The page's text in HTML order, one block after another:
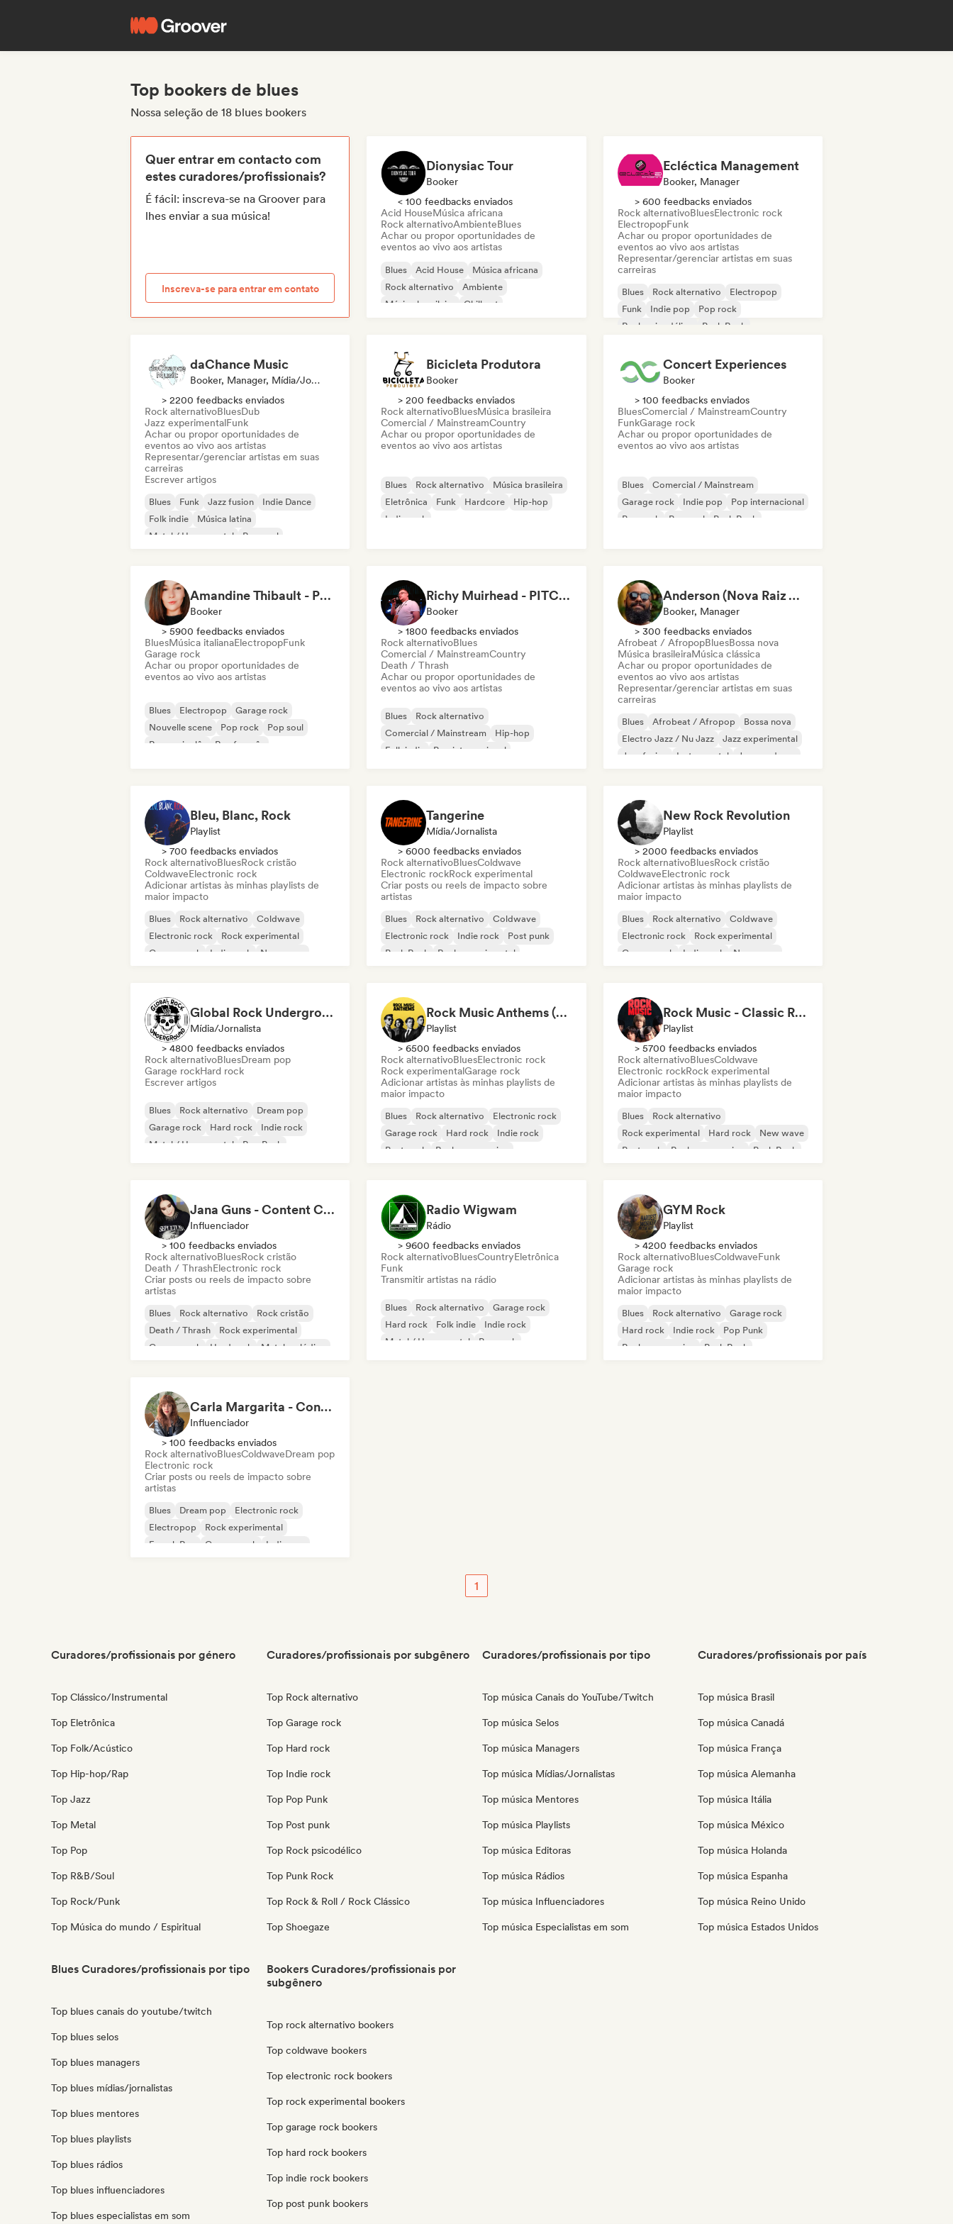
Top bookers de blues
Nossa seleção de 18 blues bookers
Quer entrar em contacto com
estes curadores/profissionais?
É fácil: inscreva-se na Groover para
lhes enviar a sua música!
Inscreva-se para entrar em contato
Dionysiac Tour
Booker
< 100 feedbacks enviados
Acid HouseMúsica africana
Rock alternativoAmbienteBlues
Achar ou propor oportunidades de
eventos ao vivo aos artistas
Blues Acid House
Música africana
Rock alternativo
Ambiente
Música brasileira
Chill out
Ecléctica Management
Booker, Manager
> 600 feedbacks enviados
Rock alternativoBluesElectronic rock
ElectropopFunk
Achar ou propor oportunidades de
eventos ao vivo aos artistas
Representar/gerenciar artistas em suas
carreiras
Blues Rock alternativo
Electropop
Funk
Indie pop
Pop rock
Rock psicodélico
Punk Rock
daChance Music
Booker, Manager, Mídia/Jornalista
> 2200 feedbacks enviados
Rock alternativoBluesDub
Jazz experimentalFunk
Achar ou propor oportunidades de
eventos ao vivo aos artistas
Representar/gerenciar artistas em suas
carreiras
Escrever artigos
Blues Funk Jazz fusion
Indie Dance
Folk indie
Música latina
Metal / Heavy metal
Pop soul
Bicicleta Produtora
Booker
> 200 feedbacks enviados
Rock alternativoBluesMúsica brasileira
Comercial / MainstreamCountry
Achar ou propor oportunidades de
eventos ao vivo aos artistas
Blues Rock alternativo
Música brasileira
Eletrônica
Funk Hardcore
Hip-hop
Indie rock
Concert Experiences
Booker
> 100 feedbacks enviados
BluesComercial / MainstreamCountry
FunkGarage rock
Achar ou propor oportunidades de
eventos ao vivo aos artistas
Blues
Comercial / Mainstream
Garage rock
Indie pop
Pop internacional
Pop rock
Pop soul Punk Rock
Amandine Thibault - Programmation Concerts SMAC IDF, Booking, Management
Booker
> 5900 feedbacks enviados
BluesMúsica italianaElectropopFunk
Garage rock
Achar ou propor oportunidades de
eventos ao vivo aos artistas
Blues Electropop
Garage rock
Nouvelle scene
Pop rock
Pop soul
Rap em inglês
Rap francês
Richy Muirhead - PITCH Scotland | Scottish Alternative Music Awards (SAMA)
Booker
> 1800 feedbacks enviados
Rock alternativoBlues
Comercial / MainstreamCountry
Death / Thrash
Achar ou propor oportunidades de
eventos ao vivo aos artistas
Blues
Rock alternativo
Comercial / Mainstream
Hip-hop
Folk indie
Pop internacional
Anderson (Nova Raiz Agência)
Booker, Manager
> 300 feedbacks enviados
Afrobeat / AfropopBluesBossa nova
Música brasileiraMúsica clássica
Achar ou propor oportunidades de
eventos ao vivo aos artistas
Representar/gerenciar artistas em suas
carreiras
Blues Afrobeat / Afropop
Bossa nova
Electro Jazz / Nu Jazz
Jazz experimental
Jazz fusion
Instrumental Jazz moderno
Bleu, Blanc, Rock
Playlist
> 700 feedbacks enviados
Rock alternativoBluesRock cristão
ColdwaveElectronic rock
Adicionar artistas às minhas playlists de
maior impacto
Blues Rock alternativo
Coldwave
Electronic rock
Rock experimental
Garage rock
Indie rock New wave
Tangerine
Mídia/Jornalista
> 6000 feedbacks enviados
Rock alternativoBluesColdwave
Electronic rockRock experimental
Criar posts ou reels de impacto sobre
artistas
Blues Rock alternativo
Coldwave
Electronic rock
Indie rock
Post punk
Punk Rock
Rock experimental
New Rock Revolution
Playlist
> 2000 feedbacks enviados
Rock alternativoBluesRock cristão
ColdwaveElectronic rock
Adicionar artistas às minhas playlists de
maior impacto
Blues Rock alternativo
Coldwave
Electronic rock
Rock experimental
Garage rock
Indie rock New wave
Global Rock Underground
Mídia/Jornalista
> 4800 feedbacks enviados
Rock alternativoBluesDream pop
Garage rockHard rock
Escrever artigos
Blues Rock alternativo
Dream pop
Garage rock
Hard rock
Indie rock
Metal / Heavy metal
Pop Punk
Rock Music Anthems (MonkeyPlaylists)
Playlist
> 6500 feedbacks enviados
Rock alternativoBluesElectronic rock
Rock experimentalGarage rock
Adicionar artistas às minhas playlists de
maior impacto
Blues Rock alternativo
Electronic rock
Garage rock
Hard rock
Indie rock
Post punk
Rock progressivo
Rock Music - Classic Rock - Modern Rock
Playlist
> 5700 feedbacks enviados
Rock alternativoBluesColdwave
Electronic rockRock experimental
Adicionar artistas às minhas playlists de
maior impacto
Blues
Rock alternativo
Rock experimental
Hard rock
New wave
Post rock
Rock progressivo Punk Rock
Jana Guns - Content Creator
Influenciador
> 100 feedbacks enviados
Rock alternativoBluesRock cristão
Death / ThrashElectronic rock
Criar posts ou reels de impacto sobre
artistas
Blues Rock alternativo
Rock cristão
Death / Thrash
Rock experimental
Garage rock
Hard rock Metal melódico
Radio Wigwam
Rádio
> 9600 feedbacks enviados
Rock alternativoBluesCountryEletrônica
Funk
Transmitir artistas na rádio
Blues Rock alternativo
Garage rock
Hard rock
Folk indie
Indie rock
Metal / Heavy metal
Pop rock
GYM Rock
Playlist
> 4200 feedbacks enviados
Rock alternativoBluesColdwaveFunk
Garage rock
Adicionar artistas às minhas playlists de
maior impacto
Blues Rock alternativo
Garage rock
Hard rock
Indie rock
Pop Punk
Rock progressivo
Punk Rock
Carla Margarita - Content Creator
Influenciador
> 100 feedbacks enviados
Rock alternativoBluesColdwaveDream pop
Electronic rock
Criar posts ou reels de impacto sobre
artistas
Blues Dream pop
Electronic rock
Electropop
Rock experimental
French Pop
Garage rock Indie pop
1
Curadores/profissionais por género
Top Clássico/Instrumental
Top Eletrônica
Top Folk/Acústico
Top Hip-hop/Rap
Top Jazz
Top Metal
Top Pop
Top R&B/Soul
Top Rock/Punk
Top Música do mundo / Espiritual
Curadores/profissionais por subgênero
Top Rock alternativo
Top Garage rock
Top Hard rock
Top Indie rock
Top Pop Punk
Top Post punk
Top Rock psicodélico
Top Punk Rock
Top Rock & Roll / Rock Clássico
Top Shoegaze
Curadores/profissionais por tipo
Top música Canais do YouTube/Twitch
Top música Selos
Top música Managers
Top música Mídias/Jornalistas
Top música Mentores
Top música Playlists
Top música Editoras
Top música Rádios
Top música Influenciadores
Top música Especialistas em som
Curadores/profissionais por país
Top música Brasil
Top música Canadá
Top música França
Top música Alemanha
Top música Itália
Top música México
Top música Holanda
Top música Espanha
Top música Reino Unido
Top música Estados Unidos
Blues Curadores/profissionais por tipo
Top blues canais do youtube/twitch
Top blues selos
Top blues managers
Top blues mídias/jornalistas
Top blues mentores
Top blues playlists
Top blues rádios
Top blues influenciadores
Top blues especialistas em som
Bookers Curadores/profissionais por
subgênero
Top rock alternativo bookers
Top coldwave bookers
Top electronic rock bookers
Top rock experimental bookers
Top garage rock bookers
Top hard rock bookers
Top indie rock bookers
Top post punk bookers